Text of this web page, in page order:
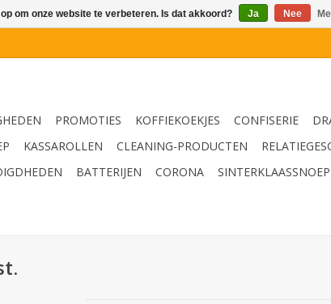
PROMOTIES KOFFIEKOEKJES CONFISERIE
KASSAROLLEN CLEANING-PRODUCTEN
BATTERIJEN CORONA SINTERKLAASSNOEP
om onze website te verbeteren. Is dat akkoord? Ja Nee